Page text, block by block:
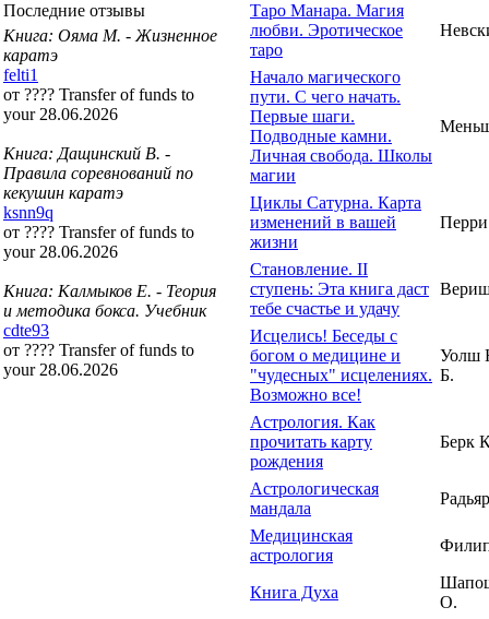
Последние отзывы
Книга: Ояма М. - Жизненное
каратэ
felti1
от ???? Transfer of funds to
your 28.06.2026
Книга: Дащинский В. -
Правила соревнований по
кекушин каратэ
ksnn9q
от ???? Transfer of funds to
your 28.06.2026
Книга: Калмыков Е. - Теория
и методика бокса. Учебник
cdte93
от ???? Transfer of funds to
your 28.06.2026
Таро Манара. Магия
любви. Эротическое
таро
Начало магического
пути. С чего начать.
Первые шаги.
Подводные камни.
Личная свобода. Школы
магии
Циклы Сатурна. Карта
изменений в вашей
жизни
Становление. II
ступень: Эта книга даст
тебе счастье и удачу
Исцелись! Беседы с
богом о медицине и
"чудесных" исцелениях.
Возможно все!
Уолш
Б.
Астрология. Как
прочитать карту
рождения
Берк
Астрологическая
мандала
Медицинская
астрология
Книга Духа
О.